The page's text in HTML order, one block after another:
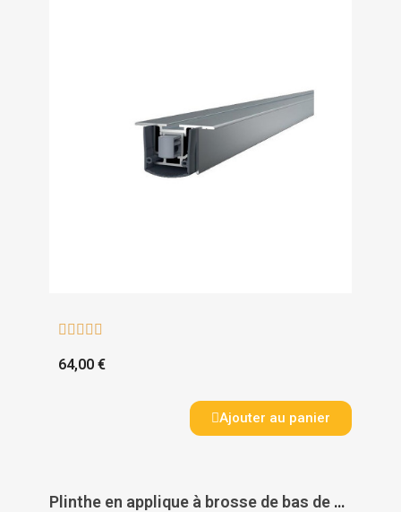
    
64,00 €
Ajouter au panier
Plinthe en applique à brosse de bas de porte type PDS - B - Inox - ELLEN